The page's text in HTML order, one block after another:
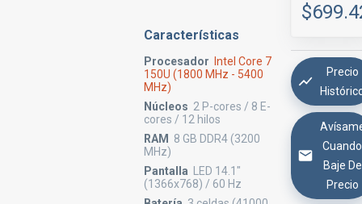
Características
Procesador
Intel Core 7
150U (1800 MHz - 5400
MHz)
Núcleos 2 P-cores / 8 E-
cores / 12 hilos
RAM
8 GB DDR4 (3200
MHz)
Pantalla
LED 14.1"
(1366x768) / 60 Hz
Precio
Cuando
Baje De
Precio